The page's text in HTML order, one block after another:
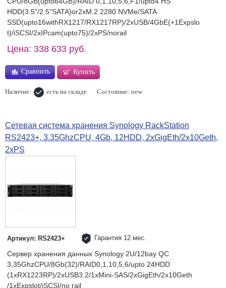
HDD(3.5"/2.5"SATA)or2xM.2 2280 NVMe/SATA
SSD(upto16withRX1217/RX1217RP)/2xUSB/4GbE(+1Expslo
t)/iSCSI/2xIPcam(upto75)/2xPS/norail
Цена: 338 633 руб.
Сравнить Купить
Наличие: есть на складе Состояние: new
Сетевая система хранения Synology RackStation
RS2423+, 3.35GhzCPU, 4Gb, 12HDD, 2xGigEth/2x10Geth,
2xPS
Артикул: RS2423+ Гарантия 12 мес.
Сервер хранения данных Synology 2U/12bay QC
3,35GhzCPU/8Gb(32)/RAID0,1,10,5,6/upto 24HDD
(1xRX1223RP)/2xUSB3.2/1xMini-SAS/2xGigEth/2x10Geth
/1xExpslot/iSCSI/no rail